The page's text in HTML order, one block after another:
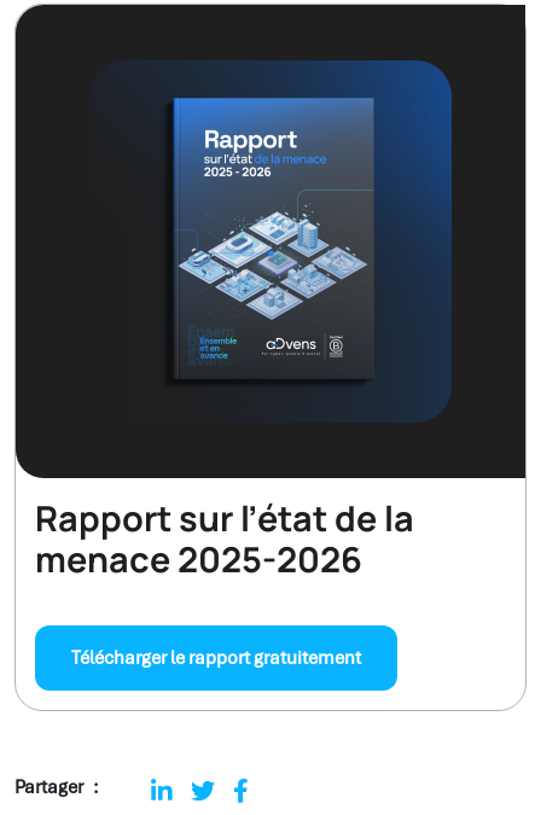
Rapport sur l’état de la
menace 2025-2026
Télécharger le rapport gratuitement
Partager